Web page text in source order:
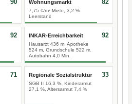
90 Wohnungsmarkt
7,75 €/m² Miete, 3,2 %
Leerstand
82
92 INKAR-Erreichbarkeit
Hausarzt 436 m, Apotheke
524 m, Grundschule 522 m,
Autobahn 4,0 Min.
92
71 Regionale Sozialstruktur
SGB II 16,3 %, Kinderarmut
27,1 %, Altersarmut 7,4 %
33